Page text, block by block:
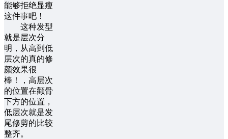
能够拒绝显瘦
这件事吧！
这种发型
就是层次分
明，从高到低
层次的真的修
颜效果很
棒！，高层次
的位置在颧骨
下方的位置，
低层次就是发
尾修剪的比较
整齐。